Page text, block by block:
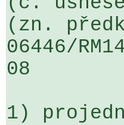
(zn.
06446/
08
1)